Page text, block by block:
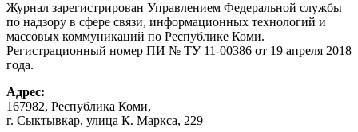
Журнал зарегистрирован Управлением Федеральной службы
по надзору в сфере связи, информационных технологий и
массовых коммуникаций по Республике Коми.
Регистрационный номер ПИ № ТУ 11-00386 от 19 апреля 2018
года.
Адрес:
167982, Республика Коми,
г. Сыктывкар, улица К. Маркса, 229